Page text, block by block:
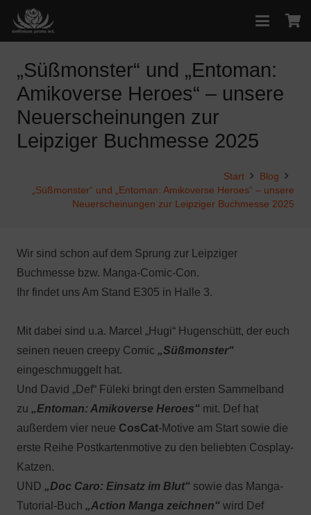
„Süßmonster“ und „Entoman:
Amikoverse Heroes“ – unsere
Neuerscheinungen zur
Leipziger Buchmesse 2025
Start
Blog
„Süßmonster“ und „Entoman: Amikoverse Heroes“ – unsere
Neuerscheinungen zur Leipziger Buchmesse 2025
Wir sind schon auf dem Sprung zur Leipziger
Buchmesse bzw. Manga-Comic-Con.
Ihr findet uns Am Stand E305 in Halle 3.
Mit dabei sind u.a. Marcel „Hugi“ Hugenschütt, der euch
seinen neuen creepy Comic „Süßmonster“
eingeschmuggelt hat.
Und David „Def“ Füleki bringt den ersten Sammelband
zu „Entoman: Amikoverse Heroes“ mit. Def hat
außerdem vier neue CosCat-Motive am Start sowie die
erste Reihe Postkartenmotive zu den beliebten Cosplay-
Katzen.
UND „Doc Caro: Einsatz im Blut“ sowie das Manga-
Tutorial-Buch „Action Manga zeichnen“ wird Def